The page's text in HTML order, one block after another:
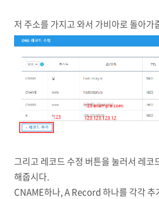
저 주소를 가지고 와서 가비아로 돌아가
그리고 레코드 수정 버튼을 눌러서 레코
해줍시다.
CNAME하나, A Record 하나를 각각